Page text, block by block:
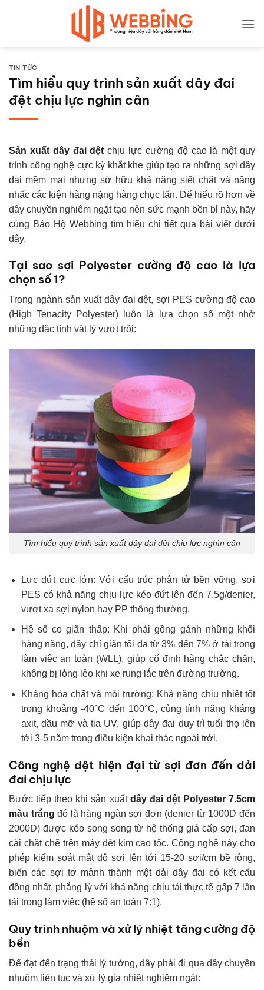
TIN TỨC
Tìm hiểu quy trình sản xuất dây đai
đệt chịu lực nghìn cân
Sản xuất dây đai dệt chịu lực cường độ cao là một quy
trình công nghệ cực kỳ khắt khe giúp tạo ra những sợi dây
đai mềm mại nhưng sở hữu khả năng siết chặt và nâng
nhấc các kiện hàng nặng hàng chục tấn. Để hiểu rõ hơn về
dây chuyền nghiêm ngặt tạo nên sức mạnh bền bỉ này, hãy
cùng Bảo Hộ Webbing tìm hiểu chi tiết qua bài viết dưới
đây.
Tại sao sợi Polyester cường độ cao là lựa
chọn số 1?
Trong ngành sản xuất dây đai dệt, sợi PES cường độ cao
(High Tenacity Polyester) luôn là lựa chọn số một nhờ
những đặc tính vật lý vượt trội:
Tìm hiểu quy trình sản xuất dây đai đệt chịu lực nghìn cân
Lực đứt cực lớn: Với cấu trúc phân tử bền vững, sợi
PES có khả năng chịu lực kéo đứt lên đến 7.5g/denier,
vượt xa sợi nylon hay PP thông thường.
Hệ số co giãn thấp: Khi phải gồng gánh những khối
hàng nặng, dây chỉ giãn tối đa từ 3% đến 7% ở tải trọng
làm việc an toàn (WLL), giúp cố định hàng chắc chắn,
không bị lỏng lẻo khi xe rung lắc trên đường trường.
Kháng hóa chất và môi trường: Khả năng chịu nhiệt tốt
trong khoảng -40°C đến 100°C, cùng tính năng kháng
axit, dầu mỡ và tia UV, giúp dây đai duy trì tuổi thọ lên
tới 3-5 năm trong điều kiện khai thác ngoài trời.
Công nghệ dệt hiện đại từ sợi đơn đến dải
đai chịu lực
Bước tiếp theo khi sản xuất dây đai dệt Polyester 7.5cm
màu trắng đó là hàng ngàn sợi đơn (denier từ 1000D đến
2000D) được kéo song song từ hệ thống giá cấp sợi, đan
cài chặt chẽ trên máy dệt kim cao tốc. Công nghệ này cho
phép kiểm soát mật độ sợi lên tới 15-20 sợi/cm bề rộng,
biến các sợi tơ mảnh thành một dải dây đai có kết cấu
đồng nhất, phẳng lỳ với khả năng chịu tải thực tế gấp 7 lần
tải trọng làm việc (hệ số an toàn 7:1).
Quy trình nhuộm và xử lý nhiệt tăng cường độ
bền
Để đạt đến trạng thái lý tưởng, dây phải đi qua dây chuyền
nhuộm liên tục và xử lý gia nhiệt nghiêm ngặt: